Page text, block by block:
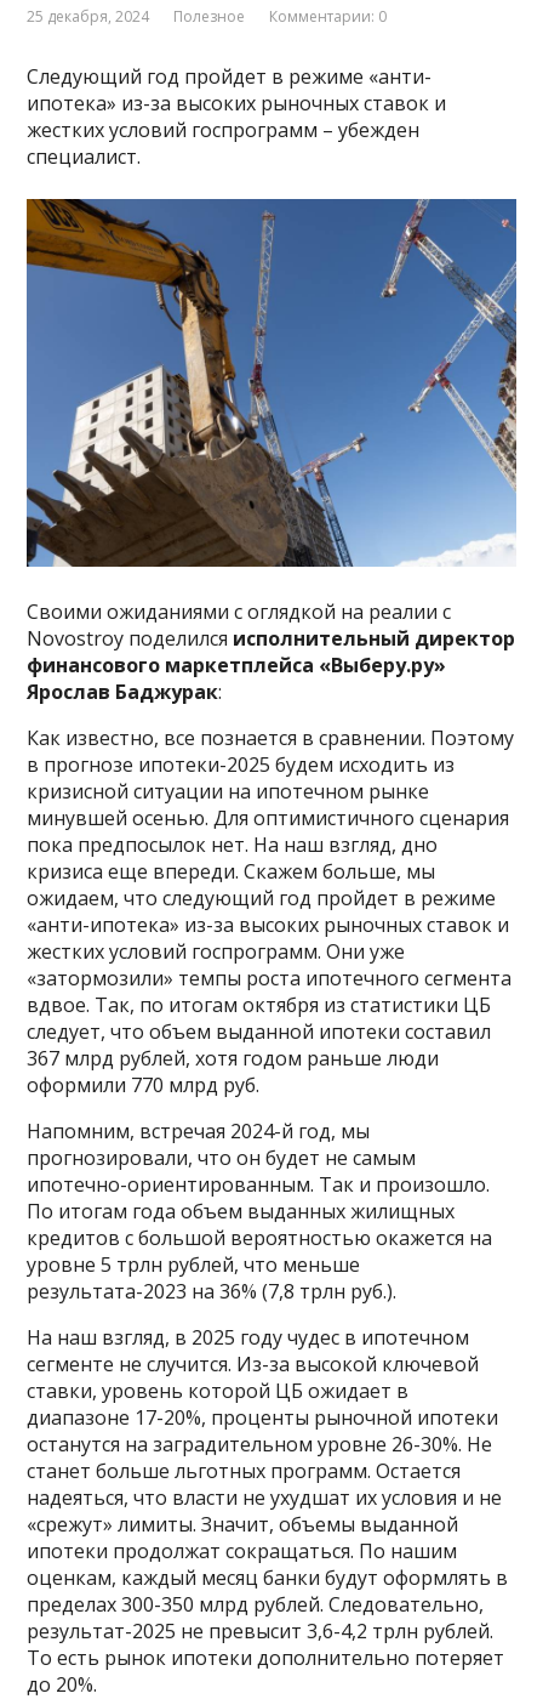
25 декабря, 2024 Полезное Комментарии: 0
Следующий год пройдет в режиме «анти-
ипотека» из-за высоких рыночных ставок и
жестких условий госпрограмм – убежден
специалист.
Своими ожиданиями с оглядкой на реалии с
Novostroy поделился исполнительный директор
финансового маркетплейса «Выберу.ру»
Ярослав Баджурак:
Как известно, все познается в сравнении. Поэтому
в прогнозе ипотеки-2025 будем исходить из
кризисной ситуации на ипотечном рынке
минувшей осенью. Для оптимистичного сценария
пока предпосылок нет. На наш взгляд, дно
кризиса еще впереди. Скажем больше, мы
ожидаем, что следующий год пройдет в режиме
«анти-ипотека» из-за высоких рыночных ставок и
жестких условий госпрограмм. Они уже
«затормозили» темпы роста ипотечного сегмента
вдвое. Так, по итогам октября из статистики ЦБ
следует, что объем выданной ипотеки составил
367 млрд рублей, хотя годом раньше люди
оформили 770 млрд руб.
Напомним, встречая 2024-й год, мы
прогнозировали, что он будет не самым
ипотечно-ориентированным. Так и произошло.
По итогам года объем выданных жилищных
кредитов с большой вероятностью окажется на
уровне 5 трлн рублей, что меньше
результата-2023 на 36% (7,8 трлн руб.).
На наш взгляд, в 2025 году чудес в ипотечном
сегменте не случится. Из-за высокой ключевой
ставки, уровень которой ЦБ ожидает в
диапазоне 17-20%, проценты рыночной ипотеки
останутся на заградительном уровне 26-30%. Не
станет больше льготных программ. Остается
надеяться, что власти не ухудшат их условия и не
«срежут» лимиты. Значит, объемы выданной
ипотеки продолжат сокращаться. По нашим
оценкам, каждый месяц банки будут оформлять в
пределах 300-350 млрд рублей. Следовательно,
результат-2025 не превысит 3,6-4,2 трлн рублей.
То есть рынок ипотеки дополнительно потеряет
до 20%.